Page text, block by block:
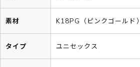
素材 K18PG（ピンクゴールド）
タイプ ユニセックス